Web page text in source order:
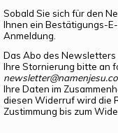
Sobald Sie sich für den
Ihnen ein Bestätigungs-
Anmeldung.
Das Abo des
Ihre Stornierung bitte an
Ihre Daten im
diesen Widerruf wird die
Zustimmung bis zum